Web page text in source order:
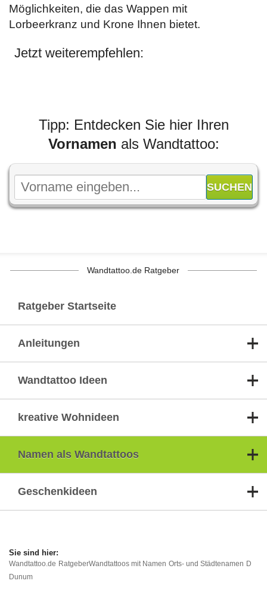
Möglichkeiten, die das Wappen mit
Lorbeerkranz und Krone Ihnen bietet.
Jetzt weiterempfehlen:
Tipp: Entdecken Sie hier Ihren
Vornamen als Wandtattoo:
Wandtattoo.de Ratgeber
Ratgeber Startseite
Anleitungen
Wandtattoo Ideen
kreative Wohnideen
Namen als Wandtattoos
Geschenkideen
Wandtattoo.de RatgeberWandtattoos mit Namen Orts- und Städtenamen D
Dunum